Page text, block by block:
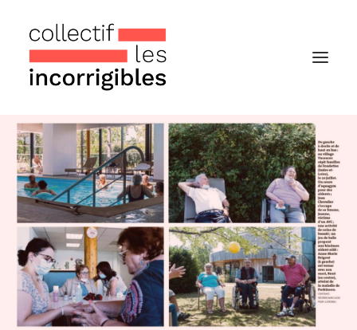
Accueil
Le collectif
Nos actualités
Notre « Incolettre » mensuelle
Recherche